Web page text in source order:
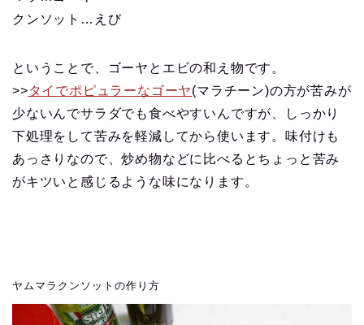
クンソット…えび
ということで、ゴーヤとエビの和え物です。
>>タイでポピュラーなゴーヤ(マラチーン)の方が苦みが
少ないんでサラダでも食べやすいんですが、しっかり
下処理をして苦みを軽減してから使います。味付けも
あっさりなので、炒め物などに比べるとちょっと苦み
がキツいと感じるような味になります。
ヤムマラクンソットの作り方